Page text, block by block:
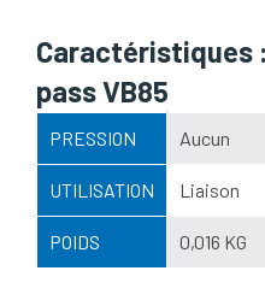
Caractéristiques
pass VB85
PRESSION Aucun
UTILISATION Liaison
POIDS 0,016 KG